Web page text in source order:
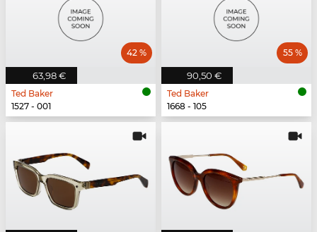
63,98 €
42 %
Ted Baker
1527 - 001
90,50 €
55 %
Ted Baker
1668 - 105